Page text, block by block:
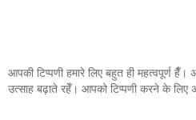
आपकी टिप्पणी हमारे लिए बहुत ही महत्वपूर्ण हैँ।
उत्साह बढ़ाते रहेँ। आपको टिप्पणी करने के लिए